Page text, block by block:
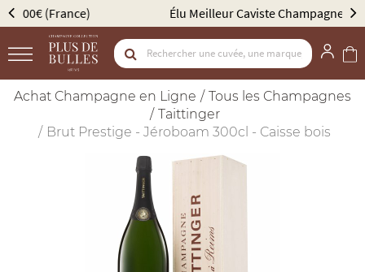
Élu Meilleur Caviste Champagne par Gault & Millau
Achat Champagne en Ligne
Tous les Champagnes
Taittinger
Brut Prestige - Jéroboam 300cl - Caisse bois